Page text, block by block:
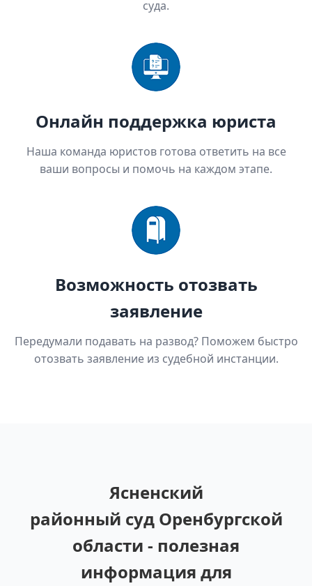
суда.
Онлайн поддержка юриста
Наша команда юристов готова ответить на все
ваши вопросы и помочь на каждом этапе.
Возможность отозвать
заявление
Передумали подавать на развод? Поможем быстро
отозвать заявление из судебной инстанции.
Ясненский
районный суд Оренбургской
области - полезная
информация для